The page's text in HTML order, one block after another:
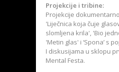
Projekcije i tribine:
Projekcije
'Liječnica koja čuje
slomljena krila', 'Bio
'Metin glas' i ‘Spona’ s
I diskusijama u sklopu
Mental Festa.